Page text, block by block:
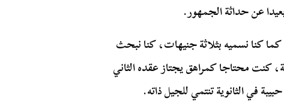
عن حداثة الجمهور.
كنا نسميه بثلاثة جنيهات، كنا نبحث
كنت محتاجا كمراهق يجتاز عقده الثاني
في الثانوية تنتمي للجيل ذاته.